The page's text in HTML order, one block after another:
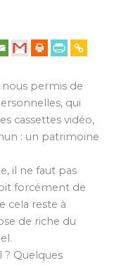
permis de
qui
cassettes vidéo,
: un patrimoine
il ne faut pas
forcément de
cela reste à
de riche du
Quelques